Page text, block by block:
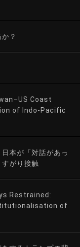
？
Coast
of Indo-Pacific
本が「対話があっ
がり接触
Restrained:
of